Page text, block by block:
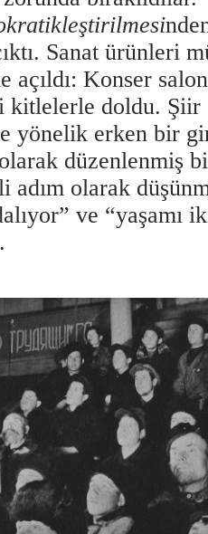
Sanat ürünleri
açıldı: Konser
kitlelerle doldu. Şiir
yönelik erken bir
düzenlenmiş
olarak
ve “yaşamı